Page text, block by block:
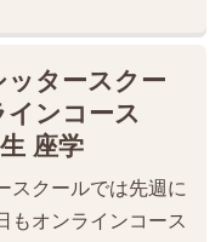
ッタースクー
インコース
座学
スクールでは先週に
もオンラインコース